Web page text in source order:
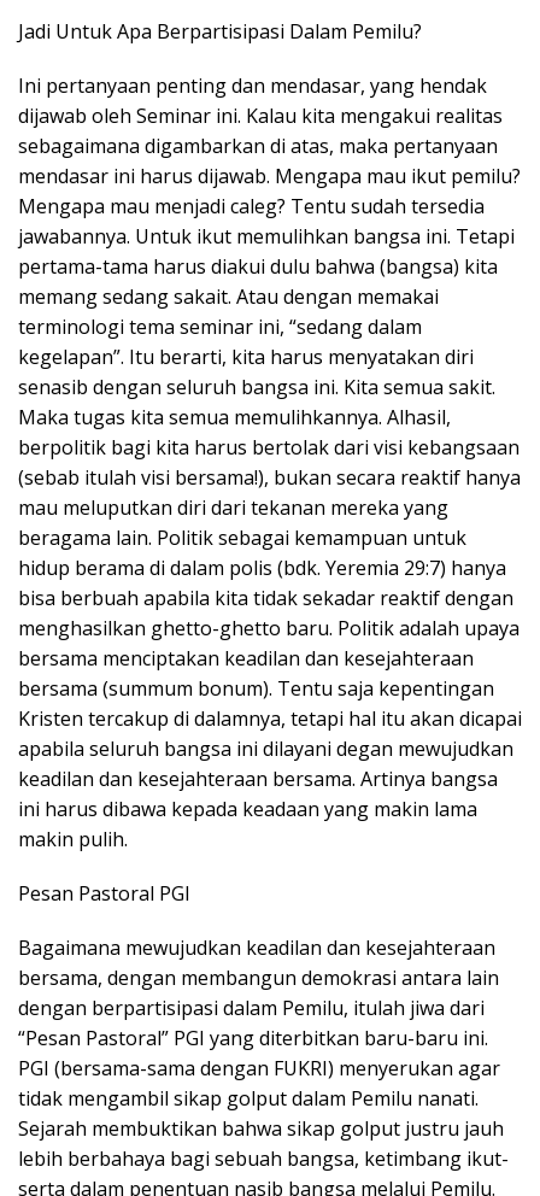
Jadi Untuk Apa Berpartisipasi Dalam Pemilu?
Ini pertanyaan penting dan mendasar, yang hendak
dijawab oleh Seminar ini. Kalau kita mengakui realitas
sebagaimana digambarkan di atas, maka pertanyaan
mendasar ini harus dijawab. Mengapa mau ikut pemilu?
Mengapa mau menjadi caleg? Tentu sudah tersedia
jawabannya. Untuk ikut memulihkan bangsa ini. Tetapi
pertama-tama harus diakui dulu bahwa (bangsa) kita
memang sedang sakait. Atau dengan memakai
terminologi tema seminar ini, “sedang dalam
kegelapan”. Itu berarti, kita harus menyatakan diri
senasib dengan seluruh bangsa ini. Kita semua sakit.
Maka tugas kita semua memulihkannya. Alhasil,
berpolitik bagi kita harus bertolak dari visi kebangsaan
(sebab itulah visi bersama!), bukan secara reaktif hanya
mau meluputkan diri dari tekanan mereka yang
beragama lain. Politik sebagai kemampuan untuk
hidup berama di dalam polis (bdk. Yeremia 29:7) hanya
bisa berbuah apabila kita tidak sekadar reaktif dengan
menghasilkan ghetto-ghetto baru. Politik adalah upaya
bersama menciptakan keadilan dan kesejahteraan
bersama (summum bonum). Tentu saja kepentingan
Kristen tercakup di dalamnya, tetapi hal itu akan dicapai
apabila seluruh bangsa ini dilayani degan mewujudkan
keadilan dan kesejahteraan bersama. Artinya bangsa
ini harus dibawa kepada keadaan yang makin lama
makin pulih.
Pesan Pastoral PGI
Bagaimana mewujudkan keadilan dan kesejahteraan
bersama, dengan membangun demokrasi antara lain
dengan berpartisipasi dalam Pemilu, itulah jiwa dari
“Pesan Pastoral” PGI yang diterbitkan baru-baru ini.
PGI (bersama-sama dengan FUKRI) menyerukan agar
tidak mengambil sikap golput dalam Pemilu nanati.
Sejarah membuktikan bahwa sikap golput justru jauh
lebih berbahaya bagi sebuah bangsa, ketimbang ikut-
serta dalam penentuan nasib bangsa melalui Pemilu.